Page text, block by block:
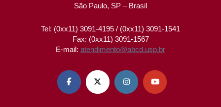
São Paulo, SP – Brasil
Tel: (0xx11) 3091-4195 / (0xx11) 3091-1541
Fax: (0xx11) 3091-1567
E-mail: atendimento@abcd.usp.br
   